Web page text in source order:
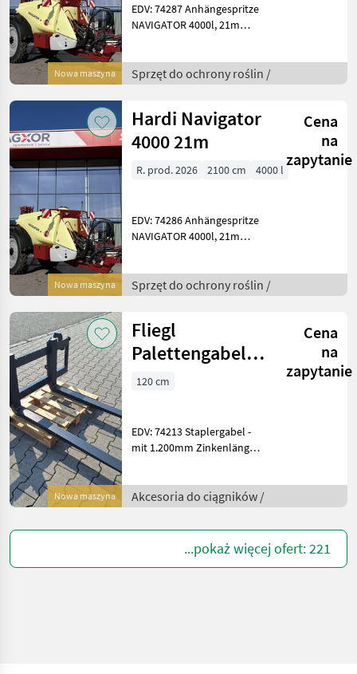
Nowa maszyna
EDV: 74287 Anhängespritze
NAVIGATOR 4000l, 21m
Behälter: - 4.000 Liter PE-
Behälter mit niedrigem
Sprzęt do ochrony roślin /
Nowa maszyna
Hardi Navigator
4000 21m
Cena
na
zapytanie
R. prod. 2026 2100 cm 4000 l
EDV: 74286 Anhängespritze
NAVIGATOR 4000l, 21m
Behälter: - 4.000 Liter PE-
Behälter mit niedrigem
Sprzęt do ochrony roślin /
Nowa maszyna
Fliegl
Palettengabel
Easy 1200
Cena
na
zapytanie
120 cm
EDV: 74213 Staplergabel -
mit 1.200mm Zinkenlänge -
410 mm hoch) - mit
Staplergabelzinken:
80x40mm - 2.200kg Nut
Akcesoria do ciągników /
...pokaż więcej ofert: 221